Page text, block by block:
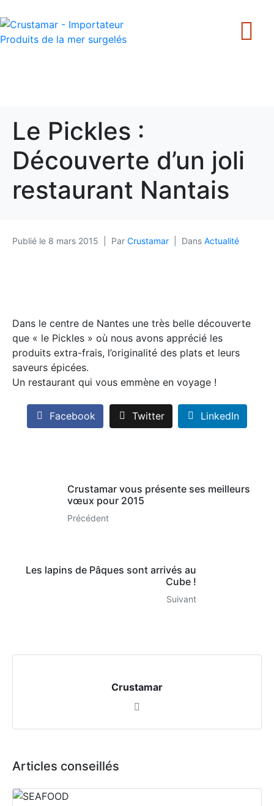
Le Pickles :
Découverte d’un joli
restaurant Nantais
Publié le 8 mars 2015 Par Crustamar Dans Actualité
Dans le centre de Nantes une très belle découverte
que « le Pickles » où nous avons apprécié les
produits extra-frais, l’originalité des plats et leurs
saveurs épicées.
Un restaurant qui vous emmène en voyage !
Facebook Twitter LinkedIn
Crustamar vous présente ses meilleurs
vœux pour 2015
Précédent
Les lapins de Pâques sont arrivés au
Cube !
Suivant
Crustamar
Articles conseillés